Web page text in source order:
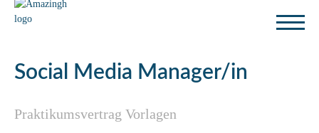
Social Media Manager/in
Praktikumsvertrag Vorlagen